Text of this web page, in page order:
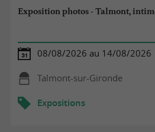
Exposition photos - Talmont,
08/08/2026 au 14/08/2026
Talmont-sur-Gironde
Expositions